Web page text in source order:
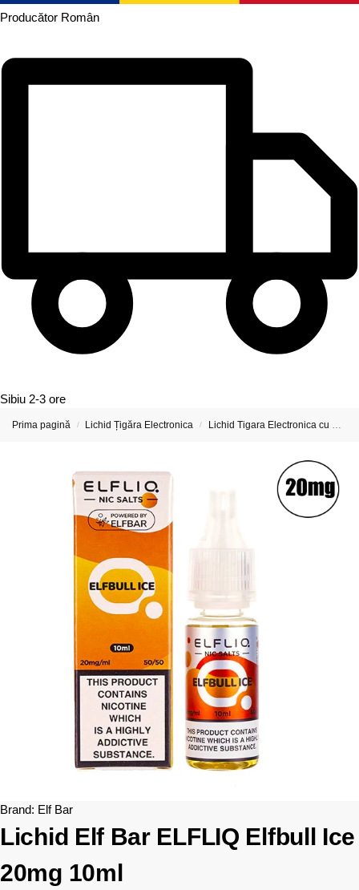
Producător Român
Sibiu 2-3 ore
Prima pagină / Lichid Țigăra Electronica / Lichid Tigara Electronica cu Nicotina
Brand: Elf Bar
Lichid Elf Bar ELFLIQ Elfbull Ice
20mg 10ml